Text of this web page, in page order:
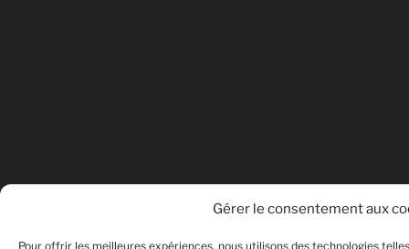
Gérer le consentement aux
Pour offrir les meilleures expériences, nous utilisons des technologies